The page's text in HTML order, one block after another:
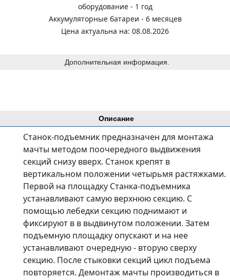
Описание
Станок-подъемник предназначен для монтажа
мачты методом поочередного выдвижения
секций снизу вверх. Станок крепят в
вертикальном положении четырьмя растяжками.
Первой на площадку Станка-подъемника
устанавливают самую верхнюю секцию. С
помощью лебедки секцию поднимают и
фиксируют в в выдвинутом положении. Затем
подъемную площадку опускают и на нее
устанавливают очередную - вторую сверху
секцию. После стыковки секций цикл подъема
повторяется. Демонтаж мачты производиться в
оборудование - 1 год
Аккумуляторные батареи - 6 месяцев
Цена актуальна на: 08.08.2026
Дополнительная информация.